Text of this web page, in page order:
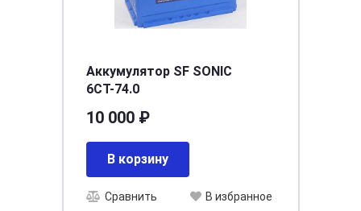
Аккумулятор SF SONIC
6СТ-74.0
10 000 ₽
В корзину
Сравнить В избранное